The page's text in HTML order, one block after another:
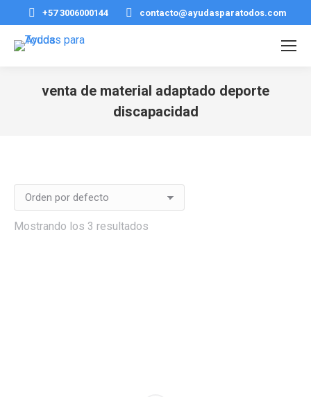
+57 3006000144 contacto@ayudasparatodos.com
venta de material adaptado deporte
discapacidad
Mostrando los 3 resultados